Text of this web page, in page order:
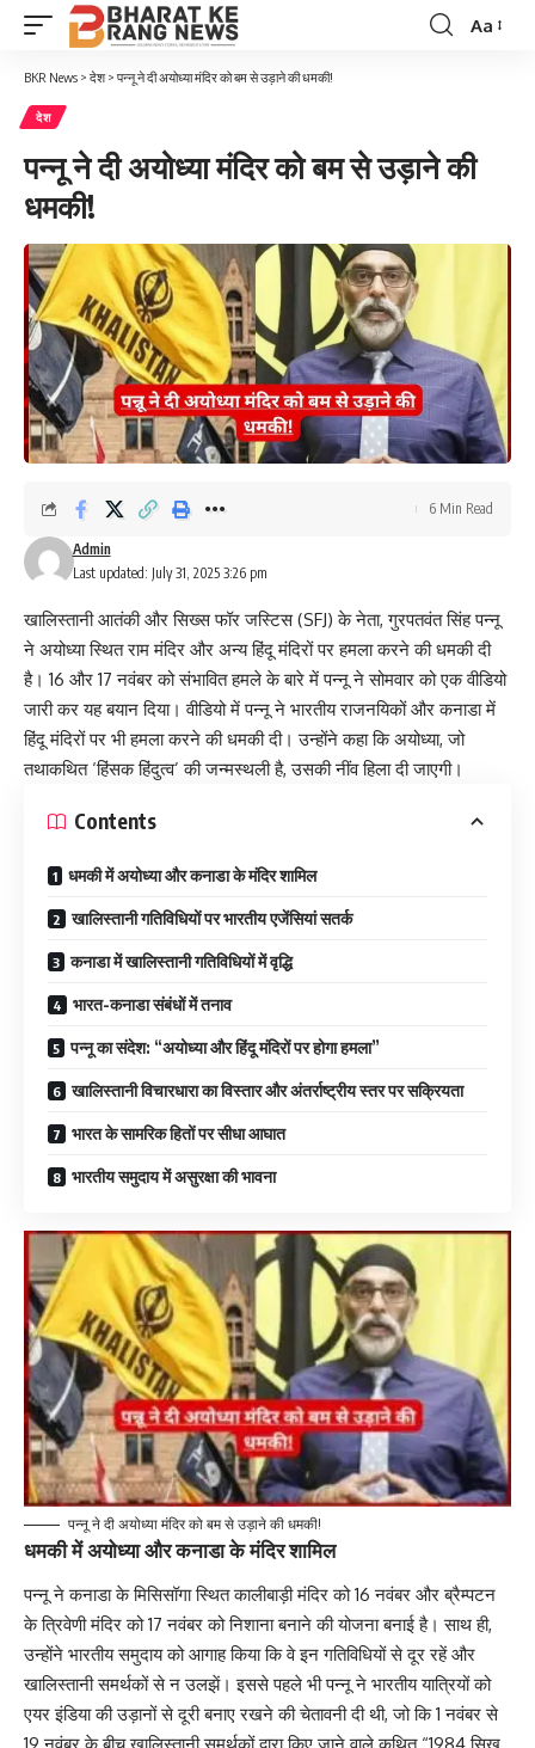
Font
Aa
BKR News > देश> पन्नू ने दी अयोध्या मंदिर को बम से उड़ाने की धमकी!
देश
पन्नू ने दी अयोध्या मंदिर को बम से उड़ाने की
धमकी!
Last updated: July 31, 2025 3:26 pm
Admin
6 Min Read
खालिस्तानी आतंकी और सिख्स फॉर जस्टिस (SFJ) के नेता, गुरपतवंत सिंह पन्नू
ने अयोध्या स्थित राम मंदिर और अन्य हिंदू मंदिरों पर हमला करने की धमकी दी
है। 16 और 17 नवंबर को संभावित हमले के बारे में पन्नू ने सोमवार को एक वीडियो
जारी कर यह बयान दिया। वीडियो में पन्नू ने भारतीय राजनयिकों और कनाडा में
हिंदू मंदिरों पर भी हमला करने की धमकी दी। उन्होंने कहा कि अयोध्या, जो
तथाकथित ‘हिंसक हिंदुत्व’ की जन्मस्थली है, उसकी नींव हिला दी जाएगी।
Contents
धमकी में अयोध्या और कनाडा के मंदिर शामिल
खालिस्तानी गतिविधियों पर भारतीय एजेंसियां सतर्क
कनाडा में खालिस्तानी गतिविधियों में वृद्धि
भारत-कनाडा संबंधों में तनाव
पन्नू का संदेश: “अयोध्या और हिंदू मंदिरों पर होगा हमला”
खालिस्तानी विचारधारा का विस्तार और अंतर्राष्ट्रीय स्तर पर सक्रियता
भारत के सामरिक हितों पर सीधा आघात
भारतीय समुदाय में असुरक्षा की भावना
पन्नू ने दी अयोध्या मंदिर को बम से उड़ाने की धमकी!
धमकी में अयोध्या और कनाडा के मंदिर शामिल
पन्नू ने कनाडा के मिसिसॉगा स्थित कालीबाड़ी मंदिर को 16 नवंबर और ब्रैम्पटन
के त्रिवेणी मंदिर को 17 नवंबर को निशाना बनाने की योजना बनाई है। साथ ही,
उन्होंने भारतीय समुदाय को आगाह किया कि वे इन गतिविधियों से दूर रहें और
खालिस्तानी समर्थकों से न उलझें। इससे पहले भी पन्नू ने भारतीय यात्रियों को
एयर इंडिया की उड़ानों से दूरी बनाए रखने की चेतावनी दी थी, जो कि 1 नवंबर से